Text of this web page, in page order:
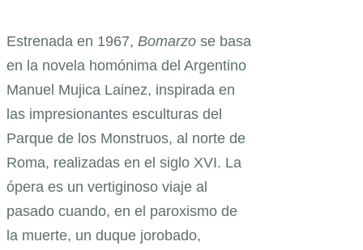
Estrenada en 1967, Bomarzo se basa
en la novela homónima del Argentino
Manuel Mujica Lainez, inspirada en
las impresionantes esculturas del
Parque de los Monstruos, al norte de
Roma, realizadas en el siglo XVI. La
ópera es un vertiginoso viaje al
pasado cuando, en el paroxismo de
la muerte, un duque jorobado,